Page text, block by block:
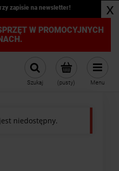
zapisie na newsletter! x
W PROMOCYJNYCH
(pusty)
Szukaj Menu
niedostępny.